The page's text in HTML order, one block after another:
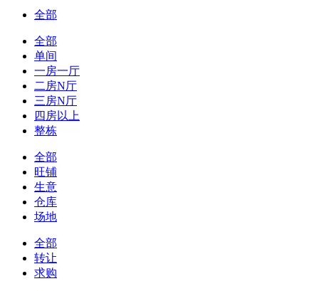
全部
全部
单间
一房一厅
二房N厅
三房N厅
四房以上
整栋
全部
旺铺
生意
仓库
场地
全部
转让
求购